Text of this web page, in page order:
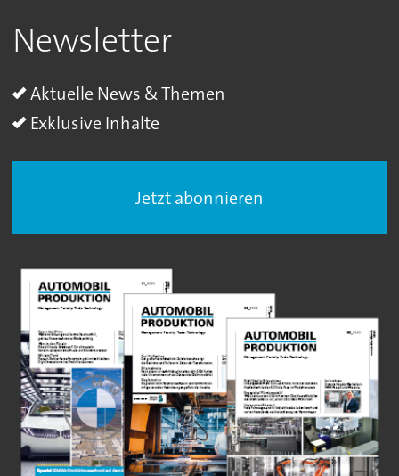
Newsletter
Aktuelle News & Themen
Exklusive Inhalte
Jetzt abonnieren